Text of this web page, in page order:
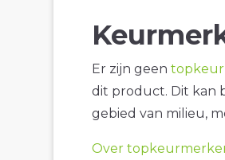
Er zijn geen
dit product. Dit kan
gebied van milieu,
Over